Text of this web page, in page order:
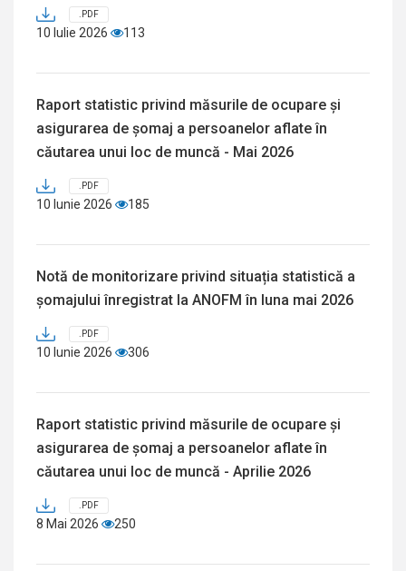
.PDF
10 Iulie 2026 113
Raport statistic privind măsurile de ocupare și
asigurarea de șomaj a persoanelor aflate în
căutarea unui loc de muncă - Mai 2026
.PDF
10 Iunie 2026 185
Notă de monitorizare privind situația statistică a
șomajului înregistrat la ANOFM în luna mai 2026
.PDF
10 Iunie 2026 306
Raport statistic privind măsurile de ocupare și
asigurarea de șomaj a persoanelor aflate în
căutarea unui loc de muncă - Aprilie 2026
.PDF
8 Mai 2026 250